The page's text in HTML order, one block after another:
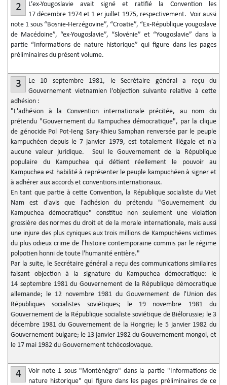
2
L’ex-Yougoslavie avait signé et ratifié la Convention les
17 décembre 1974 et 1 erjuillet 1975, respectivement. Voir aussi
note 1 sous “Bosnie-Herzégovine”, “Croatie”, “Ex-République yougoslave
de Macédoine”, “ex-Yougoslavie”, “Slovénie” et “Yougoslavie” dans la
partie “Informations de nature historique” qui figure dans les pages
préliminaires du présent volume.
3
Le 10 septembre 1981, le Secrétaire général a reçu du
Gouvernement vietnamien l'objection suivante relative à cette
adhésion :
"L'adhésion à la Convention internationale précitée, au nom du
prétendu "Gouvernement du Kampuchea démocratique", par la clique
de génocide Pol Pot-Ieng Sary-Khieu Samphan renversée par le peuple
kampuchéen depuis le 7 janvier 1979, est totalement illégale et n'a
aucune valeur juridique. Seul le Gouvernement de la République
populaire du Kampuchea qui détient réellement le pouvoir au
Kampuchea est habilité à représenter le peuple kampuchéen à signer et
à adhérer aux accords et conventions internationaux.
En tant que partie à cette Convention, la République socialiste du Viet
Nam est d'avis que l'adhésion du prétendu "Gouvernement du
Kampuchea démocratique" constitue non seulement une violation
grossière des normes du droit et de la morale internationale, mais aussi
une injure des plus cyniques aux trois millions de Kampuchéens victimes
du plus odieux crime de l'histoire contemporaine commis par le régime
polpotien honni de toute l'humanité entière."
Par la suite, le Secrétaire général a reçu des communications similaires
faisant objection à la signature du Kampuchea démocratique: le
14 septembre 1981 du Gouvernement de la République démocratique
allemande; le 12 novembre 1981 du Gouvernement de l'Union des
Républiques socialistes soviétiques; le 19 novembre 1981 du
Gouvernement de la République socialiste soviétique de Biélorussie; le 3
décembre 1981 du Gouvernement de la Hongrie; le 5 janvier 1982 du
Gouvernement bulgare; le 13 janvier 1982 du Gouvernement mongol, et
le 17 mai 1982 du Gouvernement tchécoslovaque.
4
Voir note 1 sous "Monténégro" dans la partie "Informations de
nature historique" qui figure dans les pages préliminaires de ce